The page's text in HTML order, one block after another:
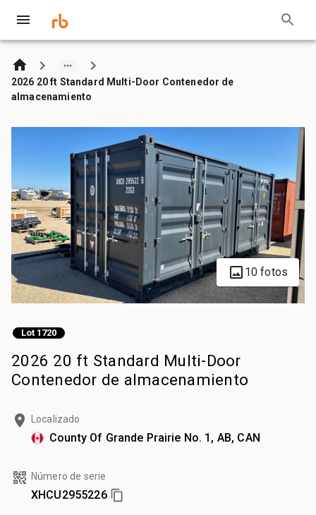
2026 20 ft Standard Multi-Door Contenedor de
almacenamiento
10 fotos
Lot 1720
2026 20 ft Standard Multi-Door
Contenedor de almacenamiento
Localizado
County Of Grande Prairie No. 1, AB, CAN
Número de serie
XHCU2955226